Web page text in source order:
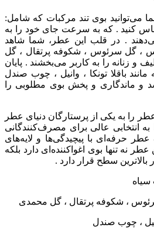
می‌توانید بوی تند مرکبات که شامل:
کنید . که به سرعت جای خود را به
. در قلب این عطر، شما شاهد
، گل سرئوس ، شکوفه پرتقال ، گل
زنانه را به کاربر می‌بخشند . پایان
مانند باقلا تونکا ، وانیل ، چوب صندل
و ماندگاری و پخش بوی مطلوبی را
را به یکی از پرستارگان دنیای عطر
به انتخابی عالی برای مصرف‌کنندگانی
عطر حرفه‌ای با پیچیدگی‌ها و لایه‌های
نه تنها بوی اغواکننده‌ای دارد بلکه
بالاترین سطح قرار دارد .
سیاه
، شکوفه پرتقال ، گل محمدی
، چوب صندل